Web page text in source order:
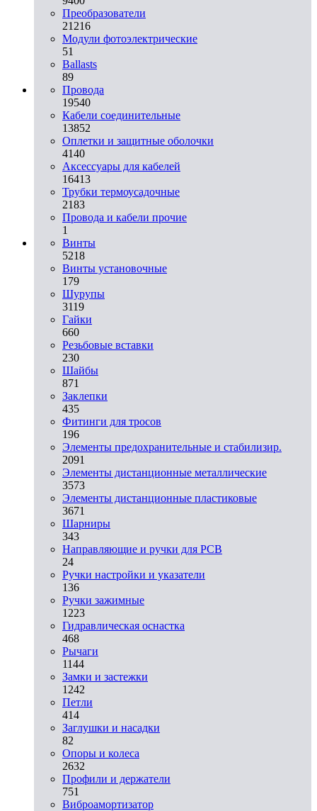
Преобразователи
21216
Модули фотоэлектрические
51
Ballasts
89
Провода
19540
Кабели соединительные
13852
Оплетки и защитные оболочки
4140
Аксессуары для кабелей
16413
Трубки термоусадочные
2183
Провода и кабели прочие
1
Винты
5218
Винты установочные
179
Шурупы
3119
Гайки
660
Резьбовые вставки
230
Шайбы
871
Заклепки
435
Фитинги для тросов
196
Элементы предохранительные и стабилизир.
2091
Элементы дистанционные металлические
3573
Элементы дистанционные пластиковые
3671
Шарниры
343
Направляющие и ручки для PCB
24
Ручки настройки и указатели
136
Ручки зажимные
1223
Гидравлическая оснастка
468
Рычаги
1144
Замки и застежки
1242
Петли
414
Заглушки и насадки
82
Опоры и колеса
2632
Профили и держатели
751
Виброамортизатор